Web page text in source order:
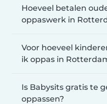
Hoeveel betalen
oppaswerk in
Voor hoeveel
ik oppas in
Is Babysits gratis te
oppassen?